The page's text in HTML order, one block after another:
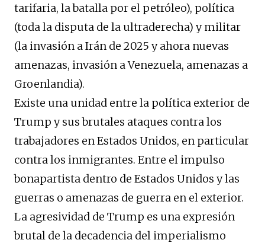
tarifaria, la batalla por el petróleo), política
(toda la disputa de la ultraderecha) y militar
(la invasión a Irán de 2025 y ahora nuevas
amenazas, invasión a Venezuela, amenazas a
Groenlandia).
Existe una unidad entre la política exterior de
Trump y sus brutales ataques contra los
trabajadores en Estados Unidos, en particular
contra los inmigrantes. Entre el impulso
bonapartista dentro de Estados Unidos y las
guerras o amenazas de guerra en el exterior.
La agresividad de Trump es una expresión
brutal de la decadencia del imperialismo